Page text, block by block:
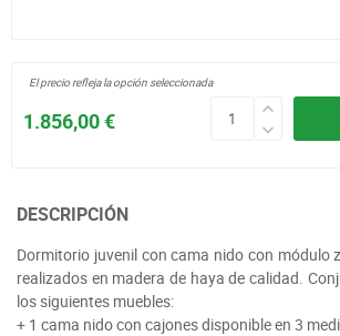
1.856,00 €
El precio refleja la opción seleccionada
DESCRIPCIÓN
Dormitorio juvenil con cama nido con módulo
realizados en madera de haya de calidad.
los siguientes muebles:
+ 1 cama nido con cajones disponible en 3